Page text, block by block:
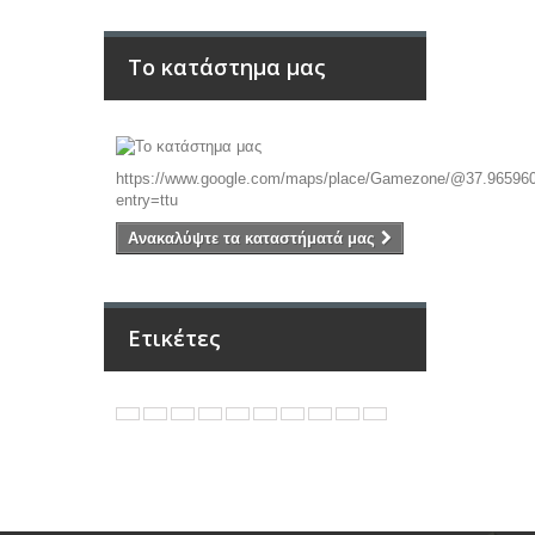
Το κατάστημα μας
https://www.google.com/maps/place/Gamezone/
entry=ttu
Ανακαλύψτε τα καταστήματά μας
Ετικέτες